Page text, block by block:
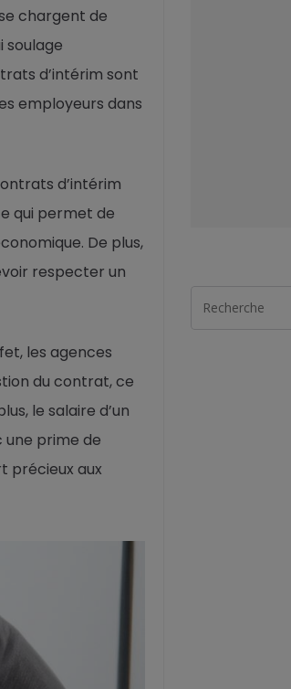
chargent de
soulage
d’intérim sont
employeurs dans
d’intérim
qui permet de
De plus,
respecter un
les agences
du contrat, ce
le salaire d’un
prime de
précieux aux